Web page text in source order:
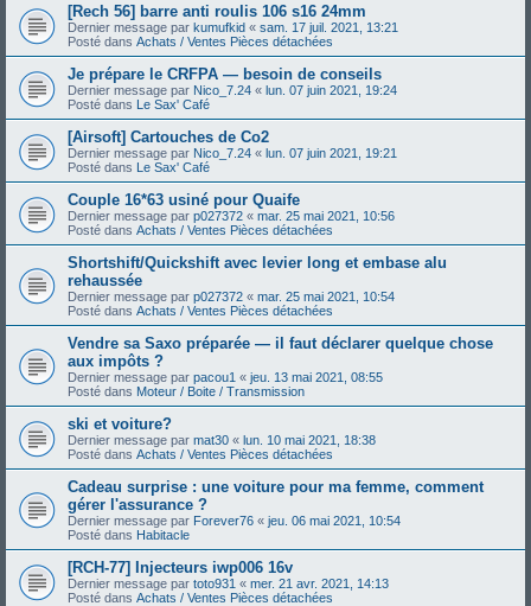
[Rech 56] barre anti roulis 106 s16 24mm
Dernier message par kumufkid « sam. 17 juil. 2021, 13:21
Posté dans Achats / Ventes Pièces détachées
Je prépare le CRFPA — besoin de conseils
Dernier message par Nico_7.24 « lun. 07 juin 2021, 19:24
Posté dans Le Sax' Café
[Airsoft] Cartouches de Co2
Dernier message par Nico_7.24 « lun. 07 juin 2021, 19:21
Posté dans Le Sax' Café
Couple 16*63 usiné pour Quaife
Dernier message par p027372 « mar. 25 mai 2021, 10:56
Posté dans Achats / Ventes Pièces détachées
Shortshift/Quickshift avec levier long et embase alu
rehaussée
Dernier message par p027372 « mar. 25 mai 2021, 10:54
Posté dans Achats / Ventes Pièces détachées
Vendre sa Saxo préparée — il faut déclarer quelque chose
aux impôts ?
Dernier message par pacou1 « jeu. 13 mai 2021, 08:55
Posté dans Moteur / Boite / Transmission
ski et voiture?
Dernier message par mat30 « lun. 10 mai 2021, 18:38
Posté dans Achats / Ventes Pièces détachées
Cadeau surprise : une voiture pour ma femme, comment
gérer l'assurance ?
Dernier message par Forever76 « jeu. 06 mai 2021, 10:54
Posté dans Habitacle
[RCH-77] Injecteurs iwp006 16v
Dernier message par toto931 « mer. 21 avr. 2021, 14:13
Posté dans Achats / Ventes Pièces détachées